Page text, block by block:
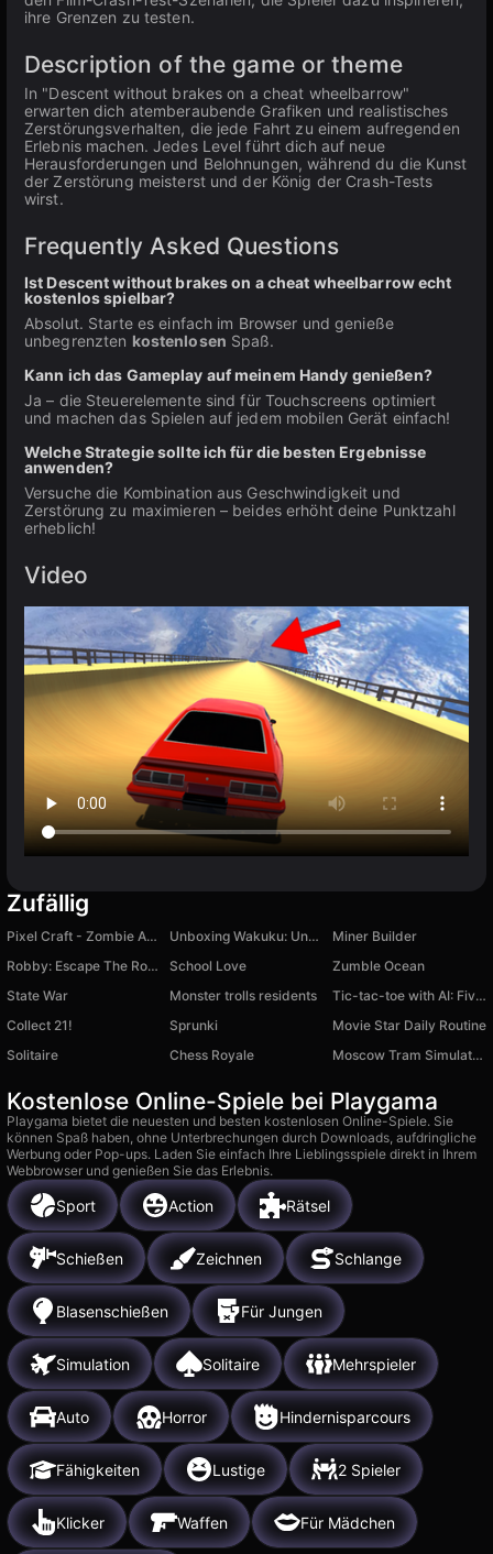
ihre Grenzen zu testen.
Description of the game or theme
In "Descent without brakes on a cheat wheelbarrow"
erwarten dich atemberaubende Grafiken und realistisches
Zerstörungsverhalten, die jede Fahrt zu einem aufregenden
Erlebnis machen. Jedes Level führt dich auf neue
Herausforderungen und Belohnungen, während du die Kunst
der Zerstörung meisterst und der König der Crash-Tests
wirst.
Frequently Asked Questions
Ist Descent without brakes on a cheat wheelbarrow echt
kostenlos spielbar?
Absolut. Starte es einfach im Browser und genieße
unbegrenzten kostenlosen Spaß.
Kann ich das Gameplay auf meinem Handy genießen?
Ja – die Steuerelemente sind für Touchscreens optimiert
und machen das Spielen auf jedem mobilen Gerät einfach!
Welche Strategie sollte ich für die besten Ergebnisse
anwenden?
Versuche die Kombination aus Geschwindigkeit und
Zerstörung zu maximieren – beides erhöht deine Punktzahl
erheblich!
Video
Zufällig
Pixel Craft - Zombie Apocalypse Unboxing Wakuku: Unboxing Toys
Miner Builder
Robby: Escape The Rooms
School Love
Zumble Ocean
State War
Monster trolls residents
Tic-tac-toe with AI: Five in a Row
Collect 21!
Sprunki
Movie Star Daily Routine
Solitaire
Chess Royale Moscow Tram Simulator 3D
Kostenlose Online-Spiele bei Playgama
Playgama bietet die neuesten und besten kostenlosen Online-Spiele. Sie
können Spaß haben, ohne Unterbrechungen durch Downloads, aufdringliche
Werbung oder Pop-ups. Laden Sie einfach Ihre Lieblingsspiele direkt in Ihrem
Webbrowser und genießen Sie das Erlebnis.
Sport Action Rätsel
Schießen Zeichnen Schlange
Blasenschießen Für Jungen
Simulation Solitaire Mehrspieler
Auto Horror Hindernisparcours
Fähigkeiten Lustige 2 Spieler
Klicker Waffen Für Mädchen